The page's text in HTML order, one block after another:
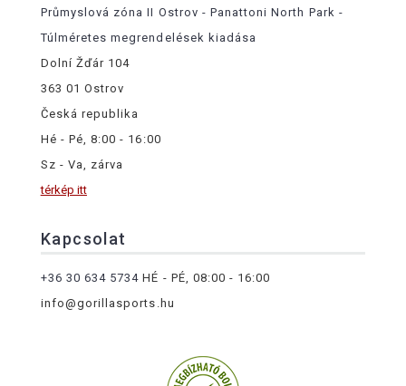
Průmyslová zóna II Ostrov - Panattoni North Park -
Túlméretes megrendelések kiadása
Dolní Žďár 104
363 01 Ostrov
Česká republika
Hé - Pé, 8:00 - 16:00
Sz - Va, zárva
térkép itt
Kapcsolat
+36 30 634 5734 HÉ - PÉ, 08:00 - 16:00
info@gorillasports.hu